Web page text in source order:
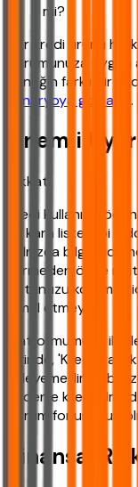
mi?
Her kredi ürünü
durumunuza
Örneğin farklı bir
senaryoya göz atın
Önemli Uyarı
Dikkat!
Kredi kullanımı,
ve kara liste gibi
yalnızca
vermeden önce
notunuzu korumak
ihmal etmeyin.
Platformumuza
birinde, 'Krediyi
ödeyemedim' gibi
nedenle kredi
durum fonunuzun
Finansal